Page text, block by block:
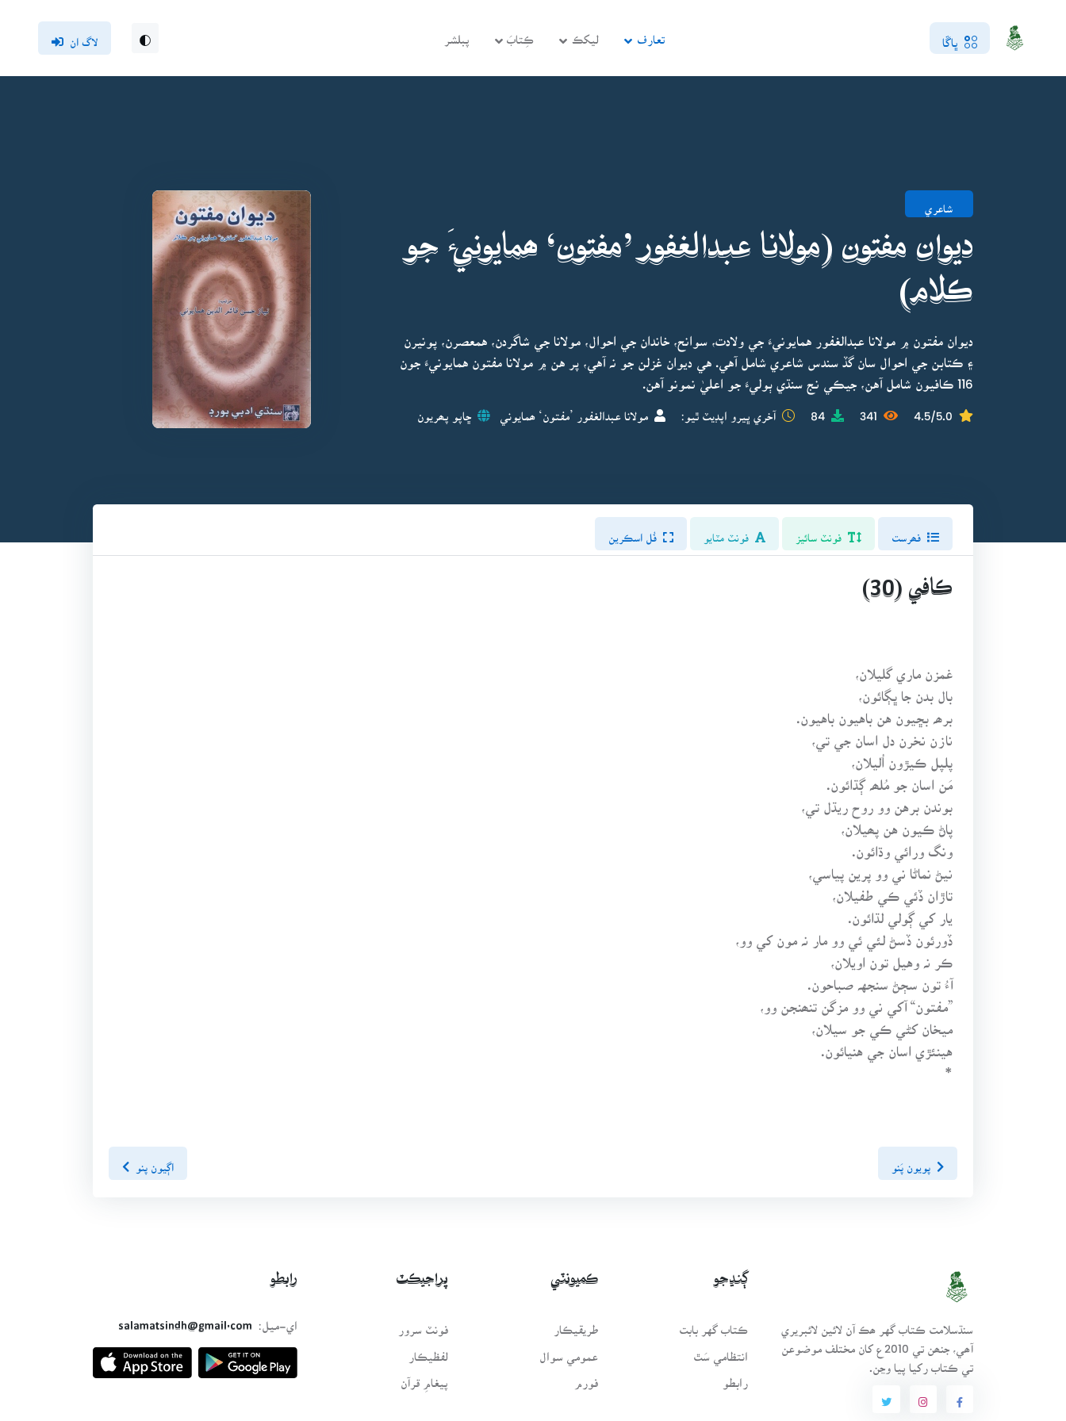
ڀاڱا تعارف ليکڪ ڪِتابَ پبلشر لاگ ان
شاعري
ديوان مفتون (مولانا عبدالغفور ’مفتون‘ ھمايونيءَ جو
ڪلام)
ديوان مفتون ۾ مولانا عبدالغفور همايونيءَ جي ولادت، سوانح، خاندان جي احوال، مولانا جي شاگردن، همعصرن، پونيرن
۽ ڪتابن جي احوال سان گڏ سندس شاعري شامل آهي. هي ديوان غزلن جو نہ آهي، پر هن ۾ مولانا مفتون همايونيءَ جون
116 ڪافيون شامل آهن، جيڪي نج سنڌي ٻوليءَ جو اعليٰ نمونو آهن.
4.5/5.0
341
84 آخري ڀيرو اپڊيٽ ٿيو: مولانا عبدالغفور ’مفتون‘ ھمايوني ڇاپو پھريون
فونٽ سائيز فونٽ مٽايو فُل اسڪرين
ڪافي (30)
غمزن ماري گليلان،
بال بدن جا ڀڳائون،
برھہ بڇيون هن باهيون باهيون.
نازن نخرن دل اسان جي تي،
پلپل ڪيڙون اُليلان،
مَن اسان جو مُلھہ ڳڌائون.
بوندن برهن وو روح ريڌل تي،
پاڻ ڪيون هن پھيلان،
ونگ ورائي وڌائون.
نيڻ نماڻا ني وو پرين پياسي،
تاڙان ڏئي ڪي طفيلان،
يار کي ڳولي لڌائون.
ڏورئون ڏسڻ لئي ئي وو مار نہ مون کي وو،
ڪر نہ وهيل تون اويلان،
آءُ تون سڄڻ سنجهہ صباحون.
”مفتون“ آکي ني وو مزگن تنھنجن وو،
ميخان کڻي ڪي جو سيلان،
هينئڙي اسان جي هنيائون.
*
پويون پَنو اڳيون پنو
سنڌسلامت ڪتاب گهر ھڪ آن لائين لائبريري
آھي، جنھن تي 2010ع کان مختلف موضوعن
تي ڪتاب رکيا پيا وڃن.
ڳنڍجو
ڪتاب گهر بابت
انتظامي سَٿ
رابطو
ڪميونٽي
طريقيڪار
عمومي سوال
فورم
پراجيڪٽ
فونٽ سرور
لفظيڪار
پيغامِ قرآن
رابطو
اي-ميل:
salamatsindh@gmail.com